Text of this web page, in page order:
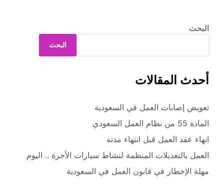
البحث
البحث
أحدث المقالات
تعويض إصابات العمل في السعودية
المادة 55 من نظام العمل السعودي
انهاء عقد العمل قبل انتهاء مدته
العمل بالتعديلات المنظمة لنشاط سيارات الأجرة .. اليوم
مهلة الإخطار في قانون العمل في السعودية